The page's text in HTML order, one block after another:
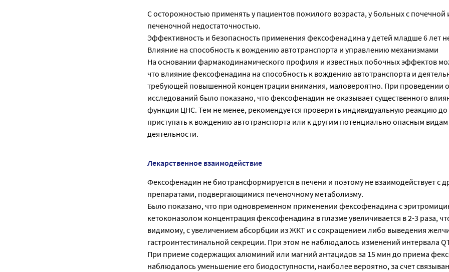
С осторожностью применять у пациентов пожилого возраста, у больных с почечной
печеночной недостаточностью.
Эффективность и безопасность применения фексофенадина у детей младше 6 лет
Влияние на способность к вождению автотранспорта и управлению механизмами
На основании фармакодинамического профиля и известных побочных эффектов
что влияние фексофенадина на способность к вождению автотранспорта и
требующей повышенной концентрации внимания, маловероятно. При проведении
исследований было показано, что фексофенадин не оказывает существенного
функции ЦНС. Тем не менее, рекомендуется проверить индивидуальную реакцию до
приступать к вождению автотранспорта или к другим потенциально опасным видам
деятельности.
Лекарственное взаимодействие
Фексофенадин не биотрансформируется в печени и поэтому не взаимодействует с
препаратами, подвергающимися печеночному метаболизму.
Было показано, что при одновременном применении фексофенадина с
кетоконазолом концентрация фексофенадина в плазме увеличивается в 2-3 раза,
видимому, с увеличением абсорбции из ЖКТ и с сокращением либо выведения
гастроинтестинальной секреции. При этом не наблюдалось изменений интервала
При приеме содержащих алюминий или магний антацидов за 15 мин до приема
наблюдалось уменьшение его биодоступности, наиболее вероятно, за счет